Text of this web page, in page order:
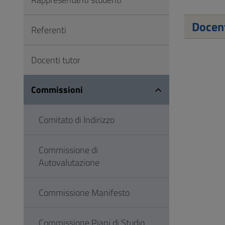
FooterReferenti
Docenti tutor
Commissioni
Comitato di Indirizzo
Commissione di
Autovalutazione
Commissione Manifesto